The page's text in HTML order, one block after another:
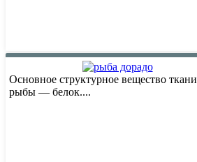
Основное структурное вещество ткани
рыбы — белок....